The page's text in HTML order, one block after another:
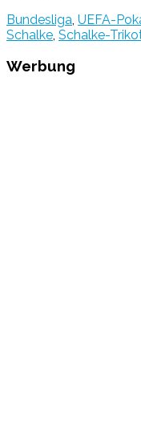
Bundesliga UEFA-
Schalke Schalke-
Werbung